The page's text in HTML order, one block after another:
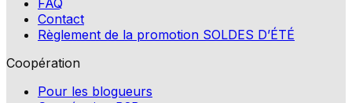
Contact
Règlement de la promotion SOLDES D’ÉTÉ
Coopération
Pour les blogueurs